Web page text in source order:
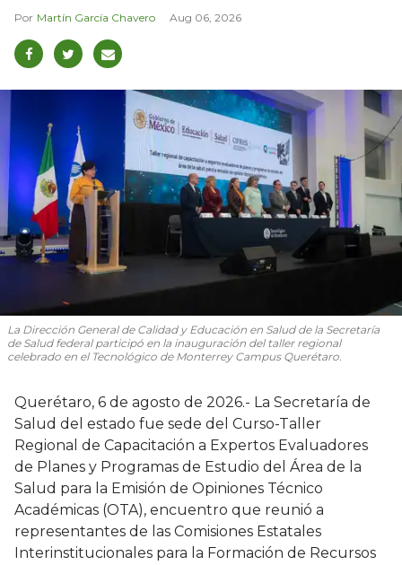
Martín García Chavero Aug 06, 2026
La Dirección General de Calidad y Educación en Salud de la Secretaría
de Salud federal participó en la inauguración del taller regional
celebrado en el Tecnológico de Monterrey Campus Querétaro.
Querétaro, 6 de agosto de 2026.- La Secretaría de
Salud del estado fue sede del Curso-Taller
Regional de Capacitación a Expertos Evaluadores
de Planes y Programas de Estudio del Área de la
Salud para la Emisión de Opiniones Técnico
Académicas (OTA), encuentro que reunió a
representantes de las Comisiones Estatales
Interinstitucionales para la Formación de Recursos